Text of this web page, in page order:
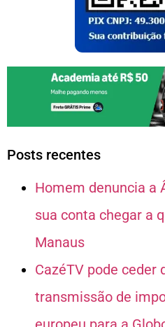
Posts recentes
Homem denuncia a
sua conta chegar a
Manaus
CazéTV pode ceder
transmissão de